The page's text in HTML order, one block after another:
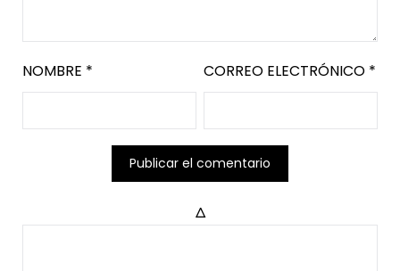
NOMBRE * CORREO ELECTRÓNICO *
Δ